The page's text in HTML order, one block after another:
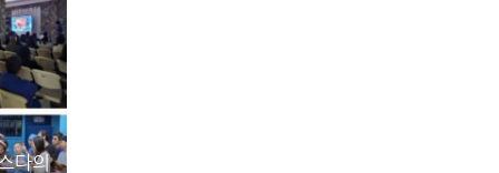
다의